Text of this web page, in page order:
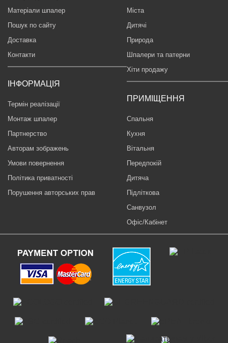
Матеріали шпалер
Пошук по сайту
Доставка
Контакти
ІНФОРМАЦІЯ
Термін реалізації
Монтаж шпалер
Партнерство
Авторам зображень
Умови повернення
Політика приватності
Порушення авторських прав
Міста
Дитячі
Природа
Шпалери та патерни
Хіти продажу
ПРИМІЩЕННЯ
Спальня
Кухня
Вітальня
Передпокій
Дитяча
Підліткова
Санвузол
Офіс/Кабінет